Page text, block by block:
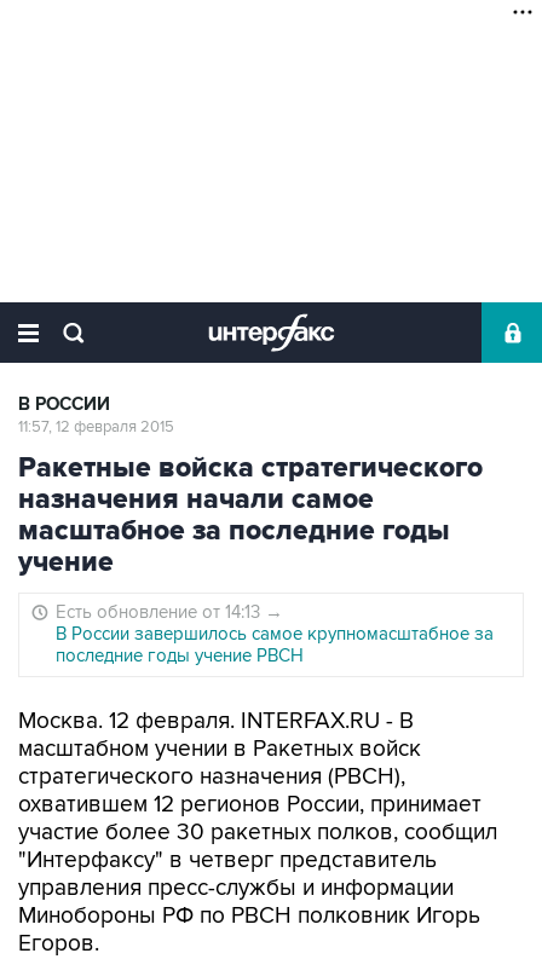
В РОССИИ
11:57, 12 февраля 2015
Ракетные войска стратегического
назначения начали самое
масштабное за последние годы
учение
Есть обновление от 14:13 →
В России завершилось самое крупномасштабное за
последние годы учение РВСН
Москва. 12 февраля. INTERFAX.RU - В
масштабном учении в Ракетных войск
стратегического назначения (РВСН),
охватившем 12 регионов России, принимает
участие более 30 ракетных полков, сообщил
"Интерфаксу" в четверг представитель
управления пресс-службы и информации
Минобороны РФ по РВСН полковник Игорь
Егоров.